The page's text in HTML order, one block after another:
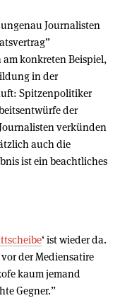
Journalisten
konkreten Beispiel,
in der
Spitzenpolitiker
der
verkünden
auch die
ist ein beachtliches
‘ ist wieder da.
der Mediensatire
kaum jemand
Gegner.”